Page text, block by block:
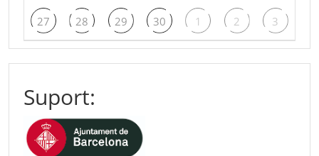
27 28 29 30 1 2 3
Suport: